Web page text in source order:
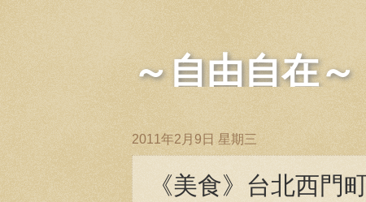
～自由自在～
2011年2月9日 星期三
《美食》台北西門